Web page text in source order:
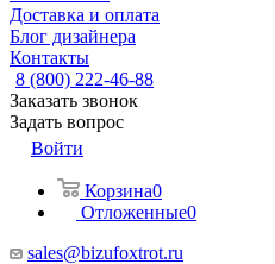
Доставка и оплата
Блог дизайнера
Контакты
8 (800) 222-46-88
Заказать звонок
Задать вопрос
Войти
Корзина0
Отложенные0
sales@bizufoxtrot.ru